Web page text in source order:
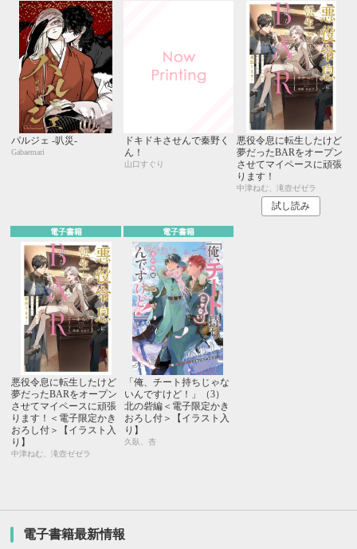
パルジェ -叭災-
Gabaemari
ドキドキさせんで秦野く
ん！
山口すぐり
悪役令息に転生したけど
夢だったBARをオープン
させてマイペースに頑張
ります！
中津ねむ、滝壺ゼゼラ
試し読み
電子書籍
悪役令息に転生したけど
夢だったBARをオープン
させてマイペースに頑張
ります！＜電子限定かき
おろし付＞【イラスト入
り】
中津ねむ、滝壺ゼゼラ
電子書籍
「俺、チート持ちじゃな
いんですけど！」（3）
北の砦編＜電子限定かき
おろし付＞【イラスト入
り】
久臥、杏
電子書籍最新情報